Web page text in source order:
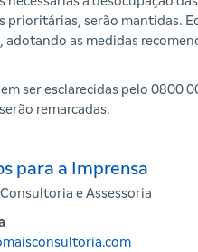
prioritárias, serão mantidas.
adotando as medidas
ser esclarecidas pelo 0800
remarcadas.
para a Imprensa
e Assessoria